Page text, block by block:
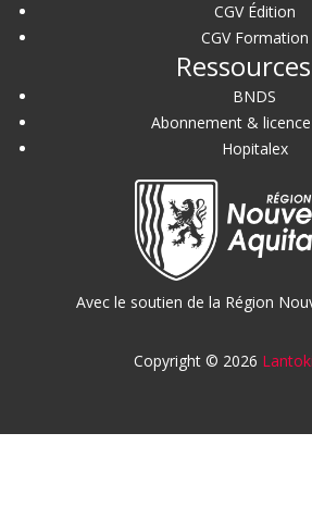
CGV Édition
CGV Formation
Ressources
BNDS
Abonnement &
Hopitalex
Avec le soutien de la Région
Copyright © 2026